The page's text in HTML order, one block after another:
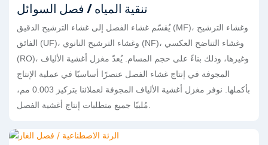
تنقية المياه / فصل السوائل
يُقسّم غشاء الفصل إلى غشاء الترشيح الدقيق (MF)، وغشاء الترشيح
الفائق (UF)، وغشاء الترشيح النانوي (NF)، وغشاء التناضح العكسي
(RO)، وغيرها، وذلك بناءً على حجم المسام. يُعدّ مغزل أغشية الألياف
المجوفة في إنتاج غشاء الفصل عنصرًا أساسيًا في عملية الإنتاج
بأكملها. نوفر مغزل أغشية الألياف المجوفة لعملائنا بتركيز 0.003 مم،
مُلبيًا جميع متطلبات إنتاج أغشية الفصل.